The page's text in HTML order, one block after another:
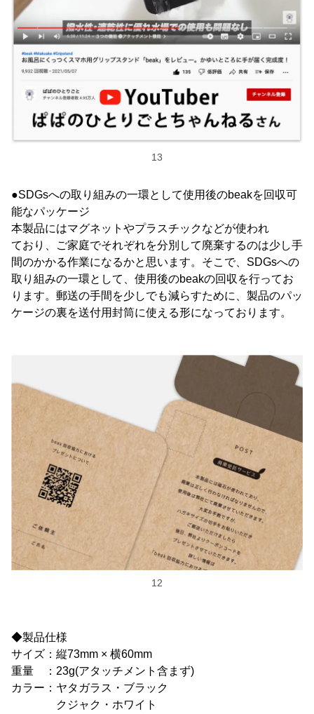
13
●SDGsへの取り組みの一環として使用後のbeakを回収可
能なパッケージ
本製品にはマグネットやプラスチックなどが使われ
ており、ご家庭でそれぞれを分別して廃棄するのは少し手
間のかかる作業になるかと思います。そこで、SDGsへの
取り組みの一環として、使用後のbeakの回収を行ってお
ります。郵送の手間を少しでも減らすために、製品のパッ
ケージの裏を送付用封筒に使える形になっております。
12
◆製品仕様
サイズ：縦73mm × 横60mm
重量 ：23g(アタッチメント含まず)
カラー：ヤタガラス・ブラック
クジャク・ホワイト